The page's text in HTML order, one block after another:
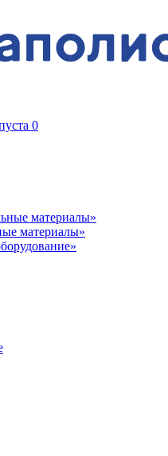
0
материалы»
материалы»